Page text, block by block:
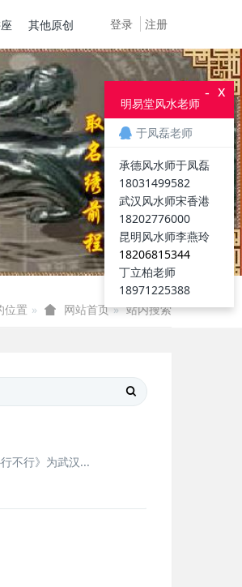
登录 注册
其他原创
位置 网站首页 站内搜索
不行》为武汉...
x
-
明易堂风水老师
于凤磊老师
承德风水师于凤磊
18031499582
武汉风水师宋香港
18202776000
昆明风水师李燕玲
18206815344
丁立柏老师
18971225388